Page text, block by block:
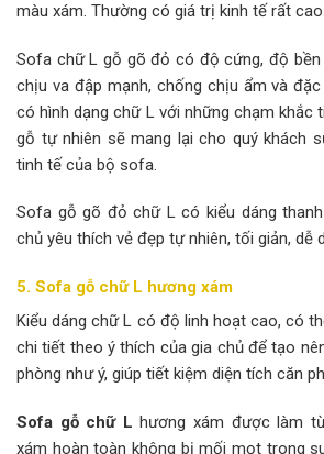
màu xám. Thường có giá trị kinh tế rất cao.
Sofa chữ L gỗ gõ đỏ có độ cứng, độ bền
chịu va đập mạnh, chống chịu ẩm và
có hình dạng chữ L với những chạm khắc
gỗ tự nhiên sẽ mang lại cho quý khách
tinh tế của bộ sofa.
Sofa gỗ gõ đỏ chữ L có kiểu dáng
chủ yêu thích vẻ đẹp tự nhiên, tối giản, dễ
5. Sofa gỗ chữ L hương xám
Kiểu dáng chữ L có độ linh hoạt cao, có
chi tiết theo ý thích của gia chủ để tạo
phòng như ý, giúp tiết kiệm diện tích căn
Sofa gỗ chữ L hương xám được làm
xám hoàn toàn không bị mối mọt trong